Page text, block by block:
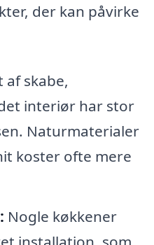
der kan påvirke
af skabe,
interiør har stor
Naturmaterialer
koster ofte mere
Nogle køkkener